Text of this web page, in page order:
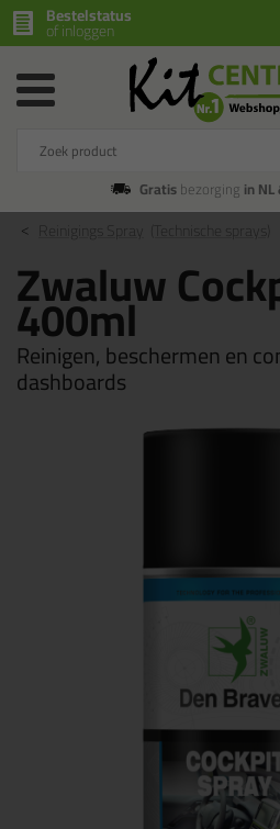
Bestelstatus
of inloggen
Gratisbezorging in NL
Zwaluw
400ml
Reinigen, beschermen en
dashboards